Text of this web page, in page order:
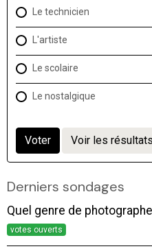
Le technicien
L'artiste
Le scolaire
Le nostalgique
Voter Voir les résultats
Derniers sondages
Quel genre de
votes ouverts